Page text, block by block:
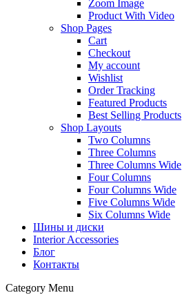
Zoom Image
Product With Video
Shop Pages
Cart
Checkout
My account
Wishlist
Order Tracking
Featured Products
Best Selling Products
Shop Layouts
Two Columns
Three Columns
Three Columns Wide
Four Columns
Four Columns Wide
Five Columns Wide
Six Columns Wide
Шины и диски
Interior Accessories
Блог
Контакты
Category Menu